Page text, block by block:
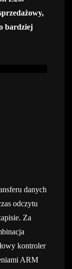
bardziej
danych
odczytu
Za
kontroler
ARM